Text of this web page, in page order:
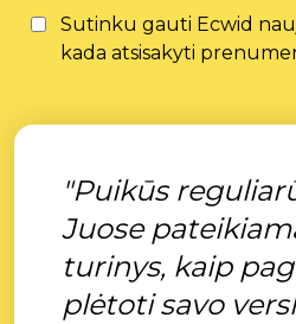
Sutinku gauti Ecwid
kada atsisakyti
"Puikūs
Juose
turinys, kaip
plėtoti savo